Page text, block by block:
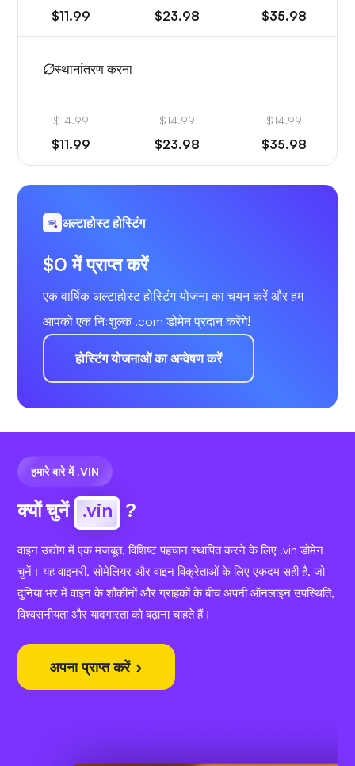
$11.99 $23.98 $35.98
स्थानांतरण करना
$14.99
$11.99
$14.99
$23.98
$14.99
$35.98
अल्टाहोस्ट होस्टिंग
$0 में प्राप्त करें
एक वार्षिक अल्टाहोस्ट होस्टिंग योजना का चयन करें और हम
आपको एक निःशुल्क .com डोमेन प्रदान करेंगे!
होस्टिंग योजनाओं का अन्वेषण करें
हमारे बारे में .VIN
क्यों चुनें .vin ?
वाइन उद्योग में एक मजबूत, विशिष्ट पहचान स्थापित करने के लिए .vin डोमेन
चुनें। यह वाइनरी, सोमेलियर और वाइन विक्रेताओं के लिए एकदम सही है, जो
दुनिया भर में वाइन के शौकीनों और ग्राहकों के बीच अपनी ऑनलाइन उपस्थिति,
विश्वसनीयता और यादगारता को बढ़ाना चाहते हैं।
अपना प्राप्त करें